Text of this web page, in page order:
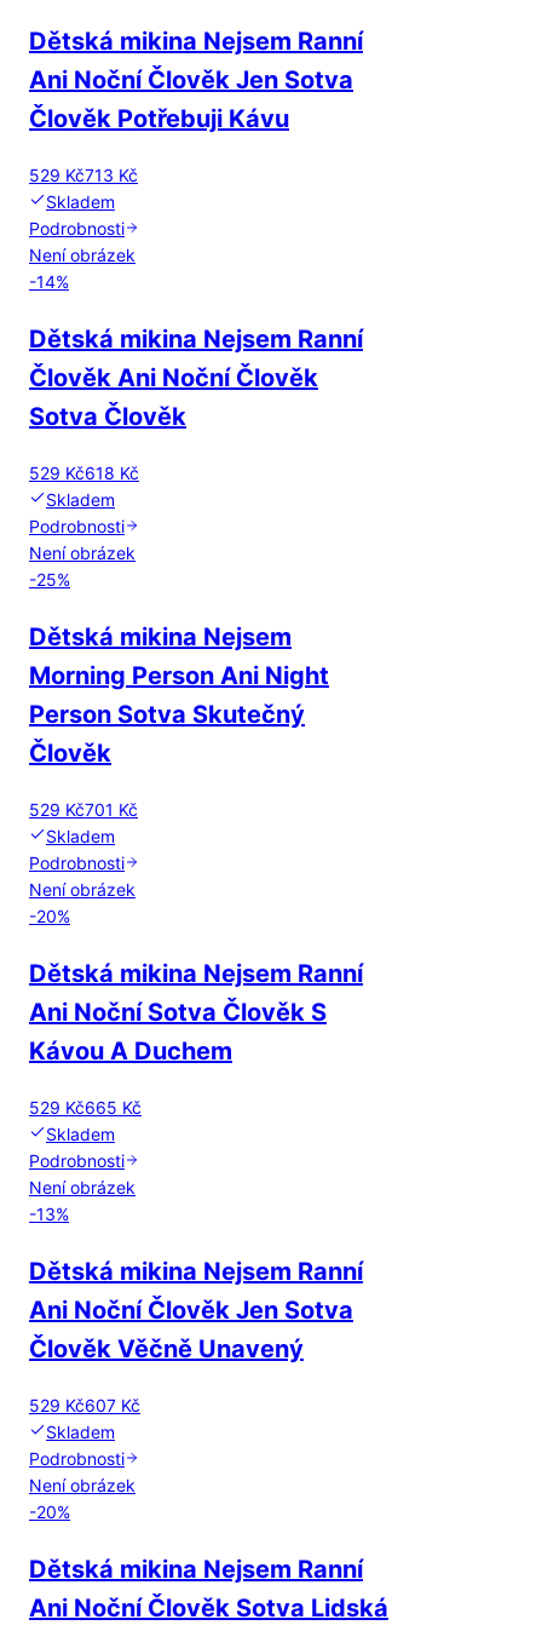
Dětská mikina Nejsem Ranní
Ani Noční Člověk Jen Sotva
Člověk Potřebuji Kávu
529 Kč713 Kč
Skladem
Podrobnosti
Není obrázek
-14%
Dětská mikina Nejsem Ranní
Člověk Ani Noční Člověk
Sotva Člověk
529 Kč618 Kč
Skladem
Podrobnosti
Není obrázek
-25%
Dětská mikina Nejsem
Morning Person Ani Night
Person Sotva Skutečný
Člověk
529 Kč701 Kč
Skladem
Podrobnosti
Není obrázek
-20%
Dětská mikina Nejsem Ranní
Ani Noční Sotva Člověk S
Kávou A Duchem
529 Kč665 Kč
Skladem
Podrobnosti
Není obrázek
-13%
Dětská mikina Nejsem Ranní
Ani Noční Člověk Jen Sotva
Člověk Věčně Unavený
529 Kč607 Kč
Skladem
Podrobnosti
Není obrázek
-20%
Dětská mikina Nejsem Ranní
Ani Noční Člověk Sotva Lidská